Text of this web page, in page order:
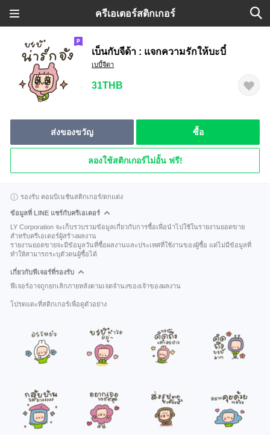
ครีเอเตอร์สติกเกอร์
เบ็นกับจีด้า : แจกความรักให้บะบี๋
เบบี้จีดา
31THB
ส่งของขวัญ ซื้อ
ลองใช้สติกเกอร์ไม่อั้น ฟรี!
รองรับ คอมบิเนชันสติกเกอร์/ตกแต่ง
ข้อมูลที่ LINE แชร์กับครีเอเตอร์
LY Corporation จะเก็บรวบรวมข้อมูลเกี่ยวกับการซื้อเพื่อนำไปใช้ในรายงานยอดขาย
สำหรับครีเอเตอร์ผู้สร้างผลงาน
รายงานยอดขายจะมีข้อมูลวันที่ซื้อผลงานและประเทศที่ใช้งานของผู้ซื้อ แต่ไม่มีข้อมูลที่
ทำให้สามารถระบุตัวตนผู้ซื้อได้
เกี่ยวกับฟีเจอร์ที่รองรับ
ฟีเจอร์อาจถูกยกเลิกภายหลังตามเจตจำนงของเจ้าของผลงาน
โปรดแตะที่สติกเกอร์เพื่อดูตัวอย่าง